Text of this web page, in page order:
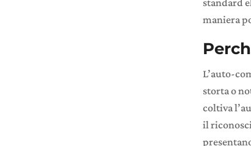
maniera
L’auto-
storta o
coltiva
il